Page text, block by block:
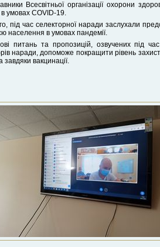
Всесвітньої організації охорони
в умовах COVID-19.
під час селекторної наради заслухали
населення в умовах пандемії.
питань та пропозицій, озвучених під
наради, допоможе покращити рівень
завдяки вакцинації.